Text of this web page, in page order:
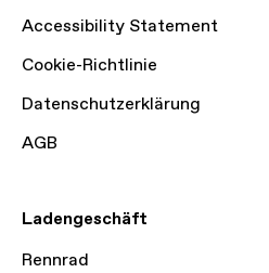
Accessibility Statement
Cookie-Richtlinie
Datenschutzerklärung
AGB
Ladengeschäft
Rennrad